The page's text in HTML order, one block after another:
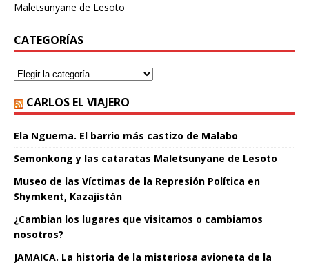
Maletsunyane de Lesoto
CATEGORÍAS
CARLOS EL VIAJERO
Ela Nguema. El barrio más castizo de Malabo
Semonkong y las cataratas Maletsunyane de Lesoto
Museo de las Víctimas de la Represión Política en
Shymkent, Kazajistán
¿Cambian los lugares que visitamos o cambiamos
nosotros?
JAMAICA. La historia de la misteriosa avioneta de la